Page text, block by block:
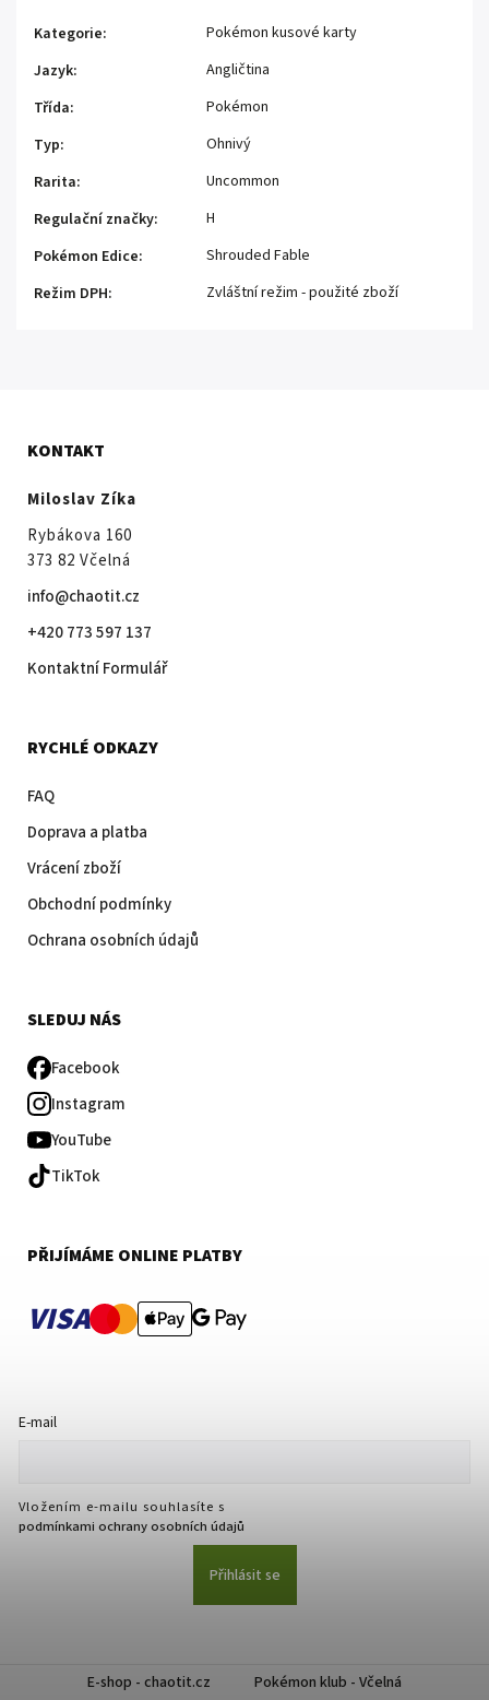
Kategorie:
Pokémon kusové karty
Jazyk:
Angličtina
Třída:
Pokémon
Typ:
Ohnivý
Rarita:
Uncommon
Regulační značky:
H
Pokémon Edice:
Shrouded Fable
Režim DPH: Zvláštní režim - použité zboží
KONTAKT
Miloslav Zíka
Rybákova 160
373 82 Včelná
info@chaotit.cz
+420 773 597 137
Kontaktní Formulář
RYCHLÉ ODKAZY
FAQ
Doprava a platba
Vrácení zboží
Obchodní podmínky
Ochrana osobních údajů
SLEDUJ NÁS
Facebook
Instagram
YouTube
TikTok
PŘIJÍMÁME ONLINE PLATBY
VISA
E-mail
Vložením e-mailu souhlasíte s
podmínkami ochrany osobních údajů
Přihlásit se
E-shop - chaotit.cz Pokémon klub - Včelná